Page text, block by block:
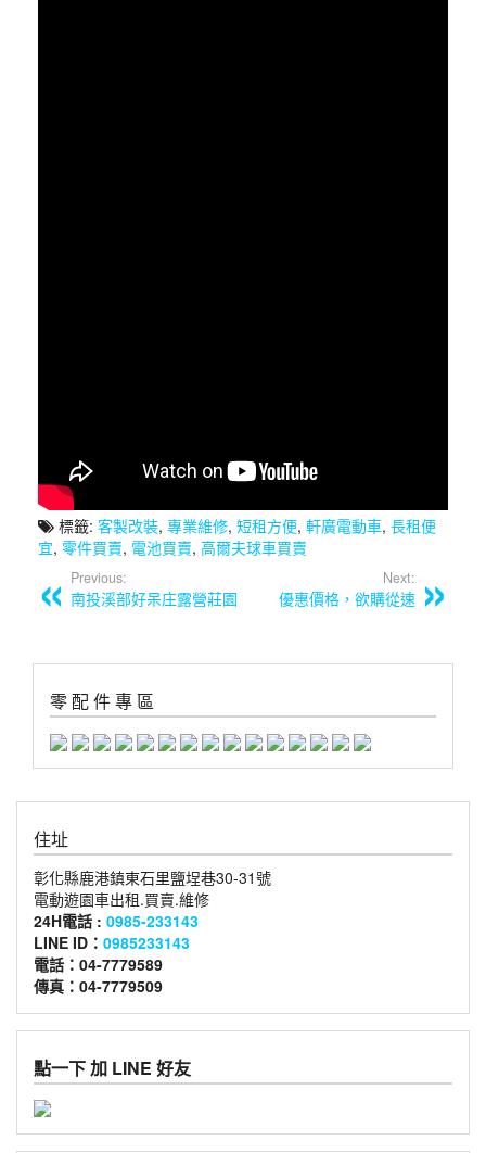
標籤: 客製改裝, 專業維修, 短租方便, 軒廣電動車, 長租便
宜, 零件買賣, 電池買賣, 高爾夫球車買賣
Previous:
南投溪部好呆庄露營莊園
Next:
優惠價格，欲購從速
零 配 件 專 區
住址
彰化縣鹿港鎮東石里鹽埕巷30-31號
電動遊園車出租.買賣.維修
24H電話 : 0985-233143
LINE ID： 0985233143
電話：04-7779589
傳真：04-7779509
點一下 加 LINE 好友